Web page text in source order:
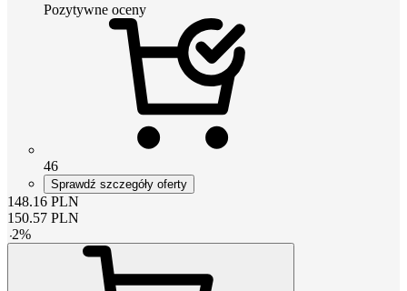
Pozytywne oceny
46
Sprawdź szczegóły oferty
148.16 PLN
150.57 PLN
-2%